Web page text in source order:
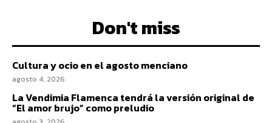
Don't miss
Cultura y ocio en el agosto menciano
agosto 4, 2026
La Vendimia Flamenca tendrá la versión original de
“El amor brujo” como preludio